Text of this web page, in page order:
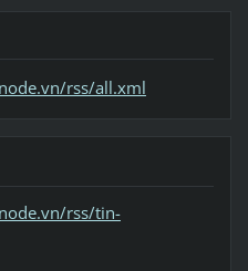
rss/all.xml
rss/tin-